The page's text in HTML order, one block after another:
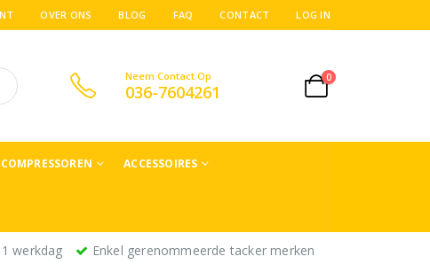
OVER ONS BLOG FAQ CONTACT LOG IN
Neem Contact Op
036-7604261
0
COMPRESSOREN ACCESSOIRES
werkdag Enkel gerenommeerde tacker merken